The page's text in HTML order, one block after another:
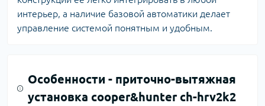
интерьер, а наличие базовой автоматики делает
управление системой понятным и удобным.
Особенности - приточно-вытяжная
установка cooper&hunter ch-hrv2k2